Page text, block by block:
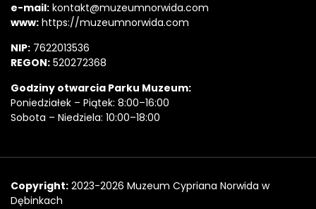
e-mail: kontakt@muzeumnorwida.com
www: https://muzeumnorwida.com
NIP: 7622013536
REGON: 520272368
Godziny otwarcia Parku Muzeum:
Poniedziałek – Piątek: 8:00–16:00
Sobota – Niedziela: 10:00–18:00
Copyright
Copyright: 2023-2026 Muzeum Cypriana Norwida w
Dębinkach